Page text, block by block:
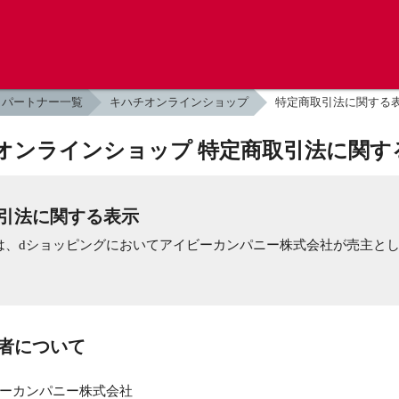
パートナー一覧 キハチオンラインショップ 特定商取引法に関する
ンラインショップ 特定商取引法に関す
法に関する表示
、dショッピングにおいてアイビーカンパニー株式会社が売主と
について
カンパニー株式会社